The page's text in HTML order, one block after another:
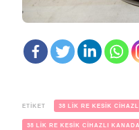
ETIKET 38 LİK RE KESİK
38 LİK RE KESİK CİHAZLI